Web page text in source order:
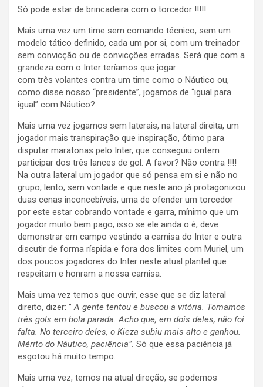
Só pode estar de brincadeira com o torcedor !!!!!
Mais uma vez um time sem comando técnico, sem um
modelo tático definido, cada um por si, com um treinador
sem convicção ou de convicções erradas. Será que com a
grandeza com o Inter teríamos que jogar
com três volantes contra um time como o Náutico ou,
como disse nosso “presidente”, jogamos de “igual para
igual” com Náutico?
Mais uma vez jogamos sem laterais, na lateral direita, um
jogador mais transpiração que inspiração, ótimo para
disputar maratonas pelo Inter, que conseguiu ontem
participar dos três lances de gol. A favor? Não contra !!!!
Na outra lateral um jogador que só pensa em si e não no
grupo, lento, sem vontade e que neste ano já protagonizou
duas cenas inconcebíveis, uma de ofender um torcedor
por este estar cobrando vontade e garra, mínimo que um
jogador muito bem pago, isso se ele ainda o é, deve
demonstrar em campo vestindo a camisa do Inter e outra
discutir de forma ríspida e fora dos limites com Muriel, um
dos poucos jogadores do Inter neste atual plantel que
respeitam e honram a nossa camisa.
Mais uma vez temos que ouvir, esse que se diz lateral
direito, dizer: ”A gente tentou e buscou a vitória. Tomamos
três gols em bola parada. Acho que, em dois deles, não foi
falta. No terceiro deles, o Kieza subiu mais alto e ganhou.
Mérito do Náutico, paciência”. Só que essa paciência já
esgotou há muito tempo.
Mais uma vez, temos na atual direção, se podemos